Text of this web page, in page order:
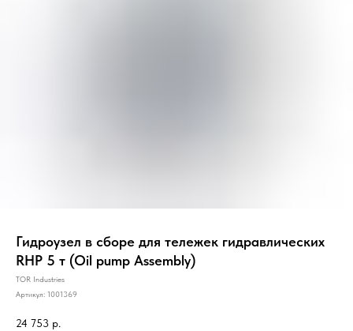
Гидроузел в сборе для тележек гидравлических
RHP 5 т (Oil pump Assembly)
TOR Industries
Артикул: 1001369
24 753 р.